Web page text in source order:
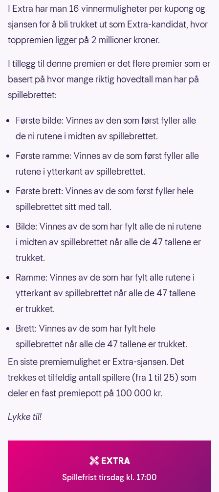
I Extra har man 16 vinnermuligheter per kupong og
sjansen for å bli trukket ut som Extra-kandidat, hvor
toppremien ligger på 2 millioner kroner.
I tillegg til denne premien er det flere premier som er
basert på hvor mange riktig hovedtall man har på
spillebrettet:
Første bilde: Vinnes av den som først fyller alle
de ni rutene i midten av spillebrettet.
Første ramme: Vinnes av de som først fyller alle
rutene i ytterkant av spillebrettet.
Første brett: Vinnes av de som først fyller hele
spillebrettet sitt med tall.
Bilde: Vinnes av de som har fylt alle de ni rutene
i midten av spillebrettet når alle de 47 tallene er
trukket.
Ramme: Vinnes av de som har fylt alle rutene i
ytterkant av spillebrettet når alle de 47 tallene
er trukket.
Brett: Vinnes av de som har fylt hele
spillebrettet når alle de 47 tallene er trukket.
En siste premiemulighet er Extra-sjansen. Det
trekkes et tilfeldig antall spillere (fra 1 til 25) som
deler en fast premiepott på 100 000 kr.
Lykke til!
Spillefrist tirsdag kl. 17:00